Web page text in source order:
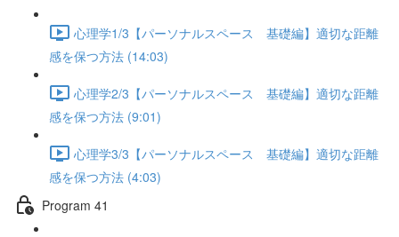
心理学1/3【パーソナルスペース 基礎編】適切な距離
感を保つ方法 (14:03)
心理学2/3【パーソナルスペース 基礎編】適切な距離
感を保つ方法 (9:01)
心理学3/3【パーソナルスペース 基礎編】適切な距離
感を保つ方法 (4:03)
Program 41